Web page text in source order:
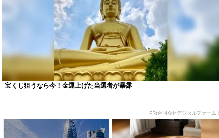
宝くじ狙うなら今！金運上げた当選者が暴露
PR(合同会社デジタルファーム )